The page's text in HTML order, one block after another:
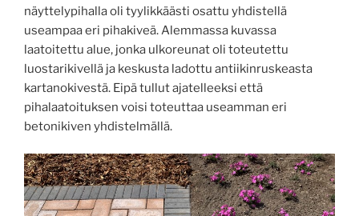
näyttelypihalla oli tyylikkäästi osattu yhdistellä
useampaa eri pihakiveä. Alemmassa kuvassa
laatoitettu alue, jonka ulkoreunat oli toteutettu
luostarikivellä ja keskusta ladottu antiikinruskeasta
kartanokivestä. Eipä tullut ajatelleeksi että
pihalaatoituksen voisi toteuttaa useamman eri
betonikiven yhdistelmällä.